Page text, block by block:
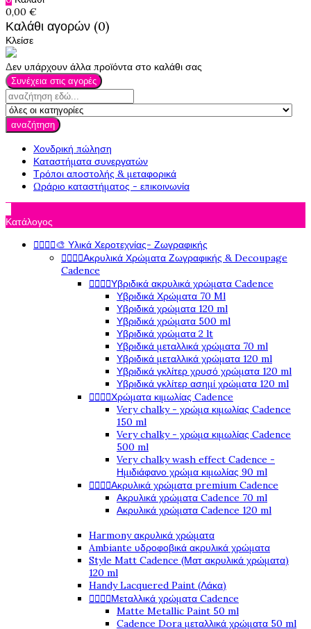
0,00 €
Καλάθι αγορών (0)
Κλείσε
Δεν υπάρχουν άλλα προϊόντα στο καλάθι σας
Συνέχεια στις αγορές
αναζήτηση
Χονδρική πώληση
Καταστήματα συνεργατών
Τρόποι αποστολής & μεταφορικά
Ωράριο καταστήματος - επικοινωνία
Κατάλογος
🎨 Υλικά Χεροτεχνίας- Ζωγραφικής
Ακρυλικά Χρώματα Ζωγραφικής & Decoupage
Cadence
Υβριδικά ακρυλικά χρώματα Cadence
Υβριδικά Χρώματα 70 Ml
Υβριδικά χρώματα 120 ml
Υβριδικά χρώματα 500 ml
Υβριδικά χρώματα 2 lt
Υβριδικά μεταλλικά χρώματα 70 ml
Υβριδικά μεταλλικά χρώματα 120 ml
Υβριδικά γκλίτερ χρυσό χρώματα 120 ml
Υβριδικά γκλίτερ ασημί χρώματα 120 ml
Χρώματα κιμωλίας Cadence
Very chalky - χρώμα κιμωλίας Cadence
150 ml
Very chalky - χρώμα κιμωλίας Cadence
500 ml
Very chalky wash effect Cadence -
Ημιδιάφανο χρώμα κιμωλίας 90 ml
Ακρυλικά χρώματα premium Cadence
Ακρυλικά χρώματα Cadence 70 ml
Ακρυλικά χρώματα Cadence 120 ml
Harmony ακρυλικά χρώματα
Ambiante υδροφοβικά ακρυλικά χρώματα
Style Matt Cadence (Ματ ακρυλικά χρώματα)
120 ml
Handy Lacquered Paint (Λάκα)
Μεταλλικά χρώματα Cadence
Matte Metallic Paint 50 ml
Cadence Dora μεταλλικά χρώματα 50 ml